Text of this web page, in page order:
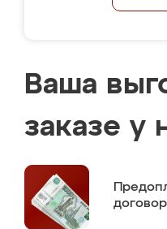
Ваша
заказе у